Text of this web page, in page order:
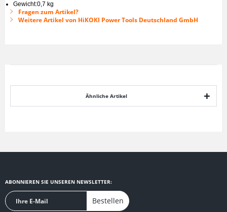
Gewicht:0,7 kg
Fragen zum Artikel?
Weitere Artikel von HiKOKI Power Tools Deutschland GmbH
Ähnliche Artikel
ABONNIEREN SIE UNSEREN NEWSLETTER:
Bestellen